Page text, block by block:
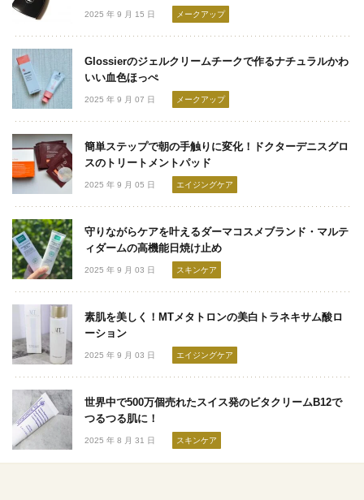
2025 年 9 月 15 日 メークアップ
Glossierのジェルクリームチークで作るナチュラルかわ
いい血色ほっぺ
2025 年 9 月 07 日 メークアップ
簡単ステップで朝の手触りに変化！ドクターデニスグロ
スのトリートメントパッド
2025 年 9 月 05 日 エイジングケア
守りながらケアを叶えるダーマコスメブランド・マルテ
ィダームの高機能日焼け止め
2025 年 9 月 03 日 スキンケア
素肌を美しく！MTメタトロンの美白トラネキサム酸ロ
ーション
2025 年 9 月 03 日 エイジングケア
世界中で500万個売れたスイス発のビタクリームB12で
つるつる肌に！
2025 年 8 月 31 日 スキンケア